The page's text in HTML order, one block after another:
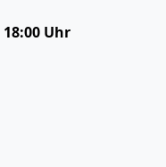
18:00 Uhr